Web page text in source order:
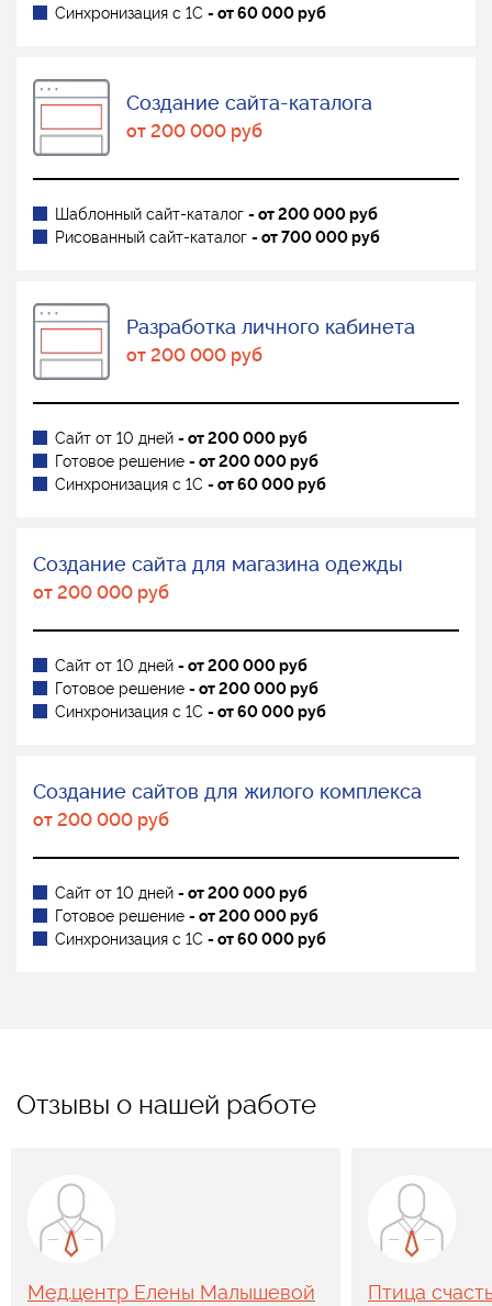
Синхронизация с 1С - от 60 000 руб
Создание сайта-каталога
от 200 000 руб
Шаблонный сайт-каталог - от 200 000 руб
Рисованный сайт-каталог - от 700 000 руб
Разработка личного кабинета
от 200 000 руб
Сайт от 10 дней - от 200 000 руб
Готовое решение - от 200 000 руб
Синхронизация с 1С - от 60 000 руб
Создание сайта для магазина одежды
от 200 000 руб
Сайт от 10 дней - от 200 000 руб
Готовое решение - от 200 000 руб
Синхронизация с 1С - от 60 000 руб
Создание сайтов для жилого комплекса
от 200 000 руб
Сайт от 10 дней - от 200 000 руб
Готовое решение - от 200 000 руб
Синхронизация с 1С - от 60 000 руб
Отзывы о нашей работе
Мед.центр Елены Малышевой Птица